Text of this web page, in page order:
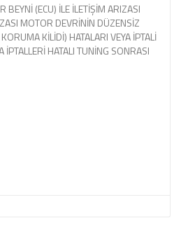
BEYNİ (ECU) İLE İLETİŞİM ARIZASI
MOTOR DEVRİNİN DÜZENSİZ
KİLİDİ) HATALARI VEYA İPTALİ
İPTALLERİ HATALI TUNİNG SONRASI